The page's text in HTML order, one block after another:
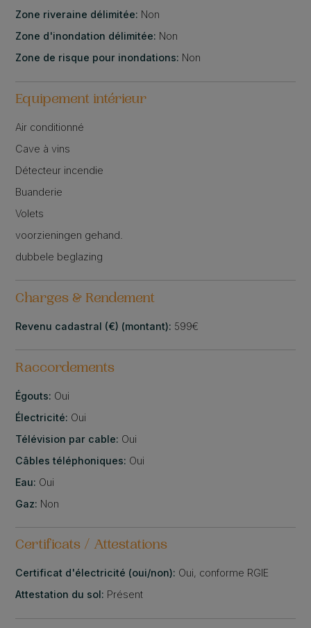
Zone riveraine délimitée: Non
Zone d'inondation délimitée: Non
Zone de risque pour inondations: Non
Equipement intérieur
Air conditionné
Cave à vins
Détecteur incendie
Buanderie
Volets
voorzieningen gehand.
dubbele beglazing
Charges & Rendement
Revenu cadastral (€) (montant): 599€
Raccordements
Égouts: Oui
Électricité: Oui
Télévision par cable: Oui
Câbles téléphoniques: Oui
Eau: Oui
Gaz: Non
Certificats / Attestations
Certificat d'électricité (oui/non): Oui, conforme RGIE
Attestation du sol: Présent